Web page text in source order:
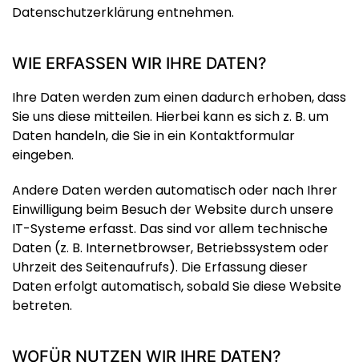
Datenschutzerklärung entnehmen.
WIE ERFASSEN WIR IHRE DATEN?
Ihre Daten werden zum einen dadurch erhoben, dass
Sie uns diese mitteilen. Hierbei kann es sich z. B. um
Daten handeln, die Sie in ein Kontaktformular
eingeben.
Andere Daten werden automatisch oder nach Ihrer
Einwilligung beim Besuch der Website durch unsere
IT-Systeme erfasst. Das sind vor allem technische
Daten (z. B. Internetbrowser, Betriebssystem oder
Uhrzeit des Seitenaufrufs). Die Erfassung dieser
Daten erfolgt automatisch, sobald Sie diese Website
betreten.
WOFÜR NUTZEN WIR IHRE DATEN?